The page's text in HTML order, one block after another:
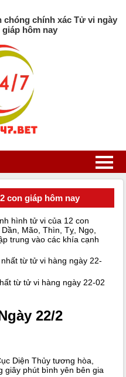
chính xác Tử vi ngày
giáp hôm nay
con giáp hôm nay
hình tử vi của 12 con
Mão, Thìn, Tỵ, Ngọ,
trung vào các khía cạnh
từ tử vi hàng ngày 22-02
22/2
Diện Thủy tương hòa,
giây phút bình yên bên gia